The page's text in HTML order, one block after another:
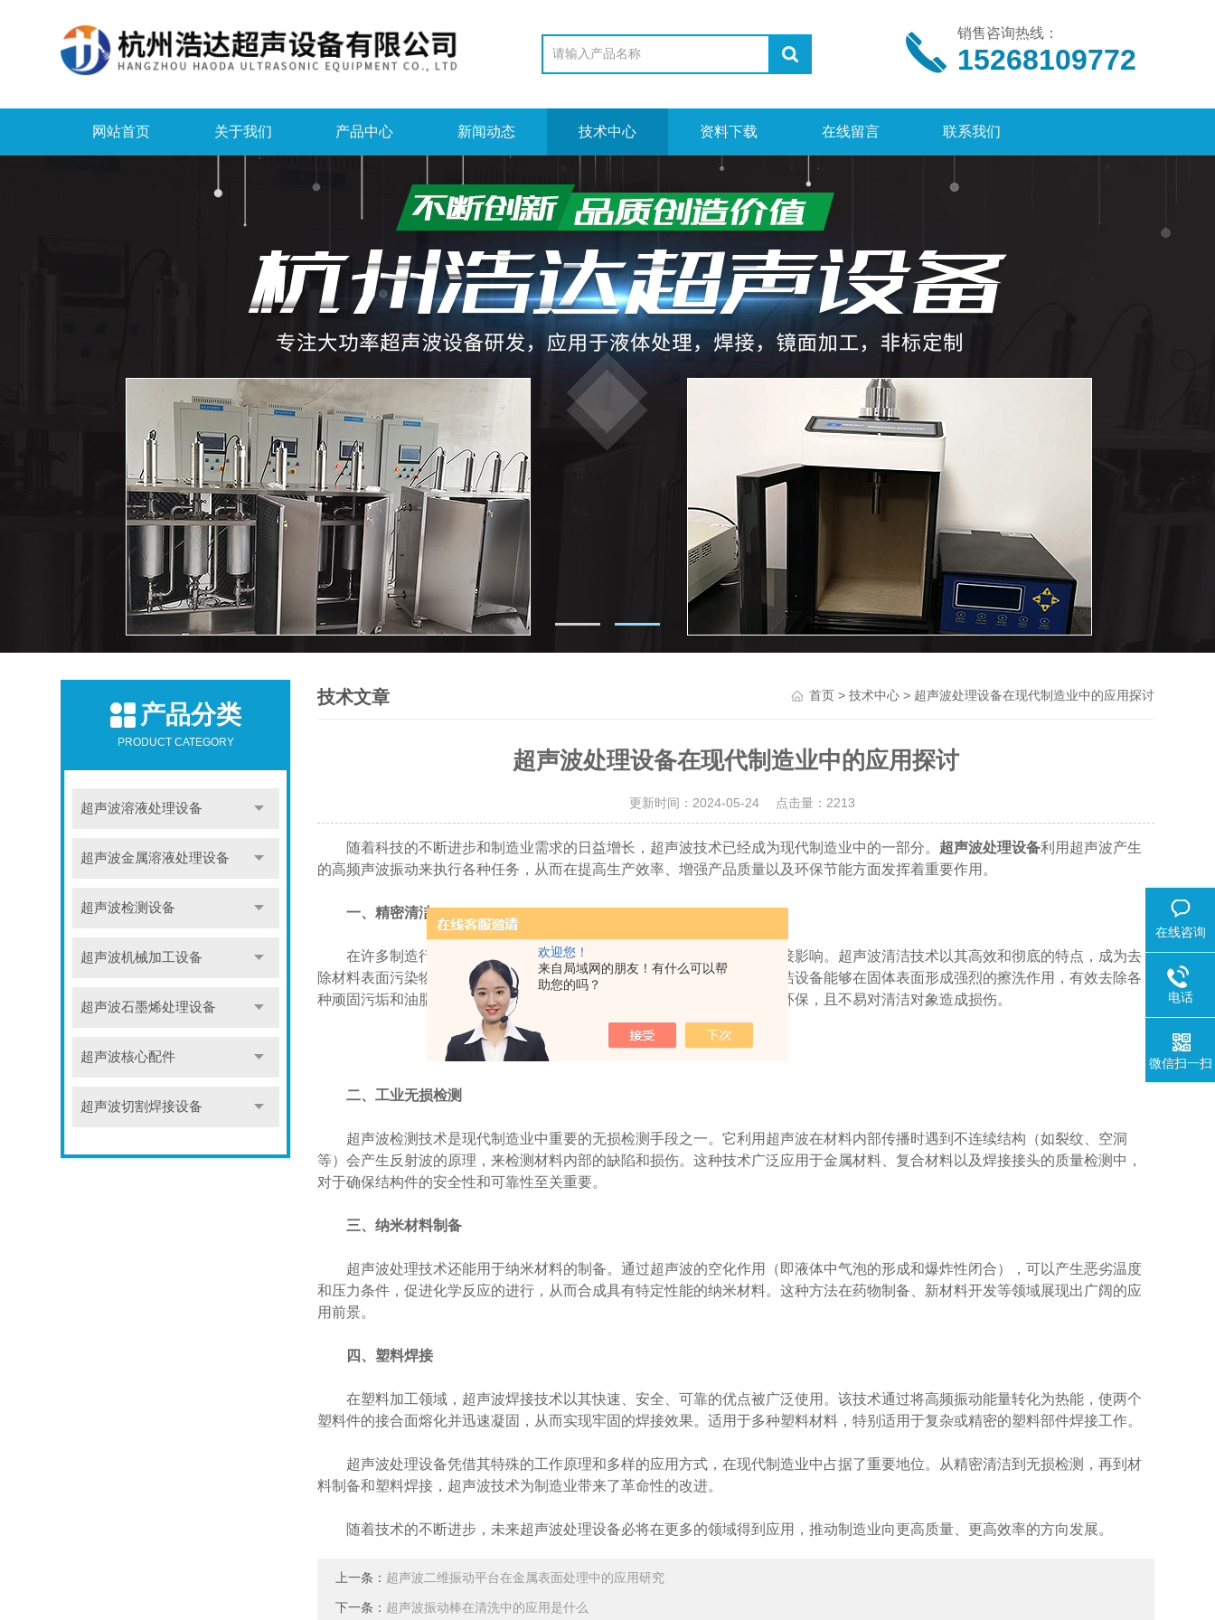
欢迎您！
来自局域网的朋友！有什么可以帮
助您的吗？
销售咨询热线：
15268109772
网站首页 关于我们 产品中心 新闻动态 技术中心 资料下载 在线留言 联系我们
产品分类
PRODUCT CATEGORY
超声波溶液处理设备
超声波金属溶液处理设备
超声波检测设备
超声波机械加工设备
超声波石墨烯处理设备
超声波核心配件
超声波切割焊接设备
技术文章 首页> 技术中心> 超声波处理设备在现代制造业中的应用探讨
超声波处理设备在现代制造业中的应用探讨
更新时间：2024-05-24 点击量： 2213
随着科技的不断进步和制造业需求的日益增长，超声波技术已经成为现代制造业中的一部分。 超声波处理设备利用超声波产生
的高频声波振动来执行各种任务，从而在提高生产效率、增强产品质量以及环保节能方面发挥着重要作用。
一、精密清洁
在许多制造行业中，零件和组件的清洁程度对最终产品的性能有着直接影响。超声波清洁技术以其高效和彻底的特点，成为去
除材料表面污染物的理想选择。通过高频声波产生的微小气泡，超声波清洁设备能够在固体表面形成强烈的擦洗作用，有效去除各
种顽固污垢和油脂。此外，与传统的清洁方法相比，超声波清洁更加节能环保，且不易对清洁对象造成损伤。
二、工业无损检测
超声波检测技术是现代制造业中重要的无损检测手段之一。它利用超声波在材料内部传播时遇到不连续结构（如裂纹、空洞
等）会产生反射波的原理，来检测材料内部的缺陷和损伤。这种技术广泛应用于金属材料、复合材料以及焊接接头的质量检测中，
对于确保结构件的安全性和可靠性至关重要。
三、纳米材料制备
超声波处理技术还能用于纳米材料的制备。通过超声波的空化作用（即液体中气泡的形成和爆炸性闭合），可以产生恶劣温度
和压力条件，促进化学反应的进行，从而合成具有特定性能的纳米材料。这种方法在药物制备、新材料开发等领域展现出广阔的应
用前景。
四、塑料焊接
在塑料加工领域，超声波焊接技术以其快速、安全、可靠的优点被广泛使用。该技术通过将高频振动能量转化为热能，使两个
塑料件的接合面熔化并迅速凝固，从而实现牢固的焊接效果。适用于多种塑料材料，特别适用于复杂或精密的塑料部件焊接工作。
超声波处理设备凭借其特殊的工作原理和多样的应用方式，在现代制造业中占据了重要地位。从精密清洁到无损检测，再到材
料制备和塑料焊接，超声波技术为制造业带来了革命性的改进。
随着技术的不断进步，未来超声波处理设备必将在更多的领域得到应用，推动制造业向更高质量、更高效率的方向发展。
上一条： 超声波二维振动平台在金属表面处理中的应用研究
下一条： 超声波振动棒在清洗中的应用是什么
在线咨询
电话
微信扫一扫